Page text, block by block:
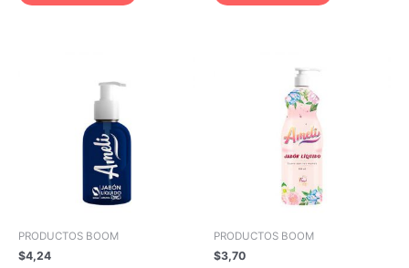
PRODUCTOS BOOM
$4,24
PRODUCTOS BOOM
$3,70